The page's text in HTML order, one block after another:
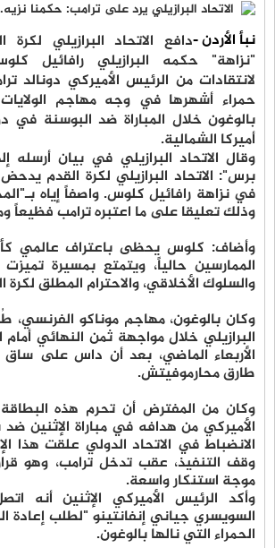
نبأ الأردن -دافع الاتحاد البرازيلي لكرة
"نزاهة" حكمه البرازيلي رافائيل
لانتقادات من الرئيس الأميركي دونالد
حمراء أشهرها في وجه مهاجم الولايات
أميركا الشمالية.
وقال الاتحاد البرازيلي في بيان أرسله
برس": الاتحاد البرازيلي لكرة القدم
في نزاهة رافائيل كلوس. واصفاً إياه
وذلك تعليقا على ما اعتبره ترامب فظيعاً
وأضاف: كلوس يحظى باعتراف عالمي
الممارسين حالياً، ويتمتع بمسيرة تميزت
والسلوك الأخلاقي، والاحترام المطلق لكرة
وكان بالوغون، مهاجم موناكو الفرنسي،
البرازيلي خلال مواجهة ثمن النهائي
الأربعاء الماضي، بعد أن داس على ساق
طارق محارموفيتش.
وكان من المفترض أن تحرم هذه البطاقة
الأميركي من هدافه في مباراة الإثنين
الانضباط في الاتحاد الدولي علقت هذا
وقف التنفيذ، عقب تدخل ترامب، وهو
موجة استنكار واسعة.
وأكد الرئيس الأميركي الإثنين أنه
السويسري جياني إنفانتينو "لطلب إعادة
الحمراء التي نالها بالوغون.